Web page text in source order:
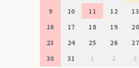
9
10 11 12 13
16
17 18 19 20
23
24 25 26 27
30
31 1 2 3